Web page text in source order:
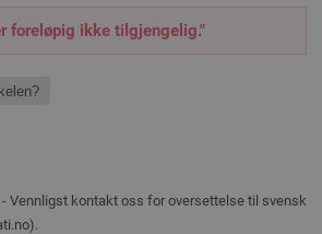
foreløpig ikke tilgjengelig."
- Vennligst kontakt oss for oversettelse til svensk